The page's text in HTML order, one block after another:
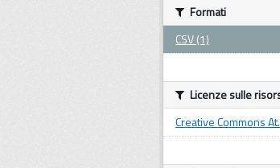
Formati
CSV (1)
Licenze sulle
Creative Commons